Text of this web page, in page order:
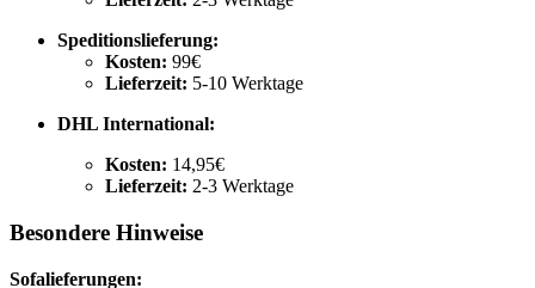
Speditionslieferung:
Kosten: 99€
Lieferzeit: 5-10 Werktage
DHL International:
Kosten: 14,95€
Lieferzeit: 2-3 Werktage
Besondere Hinweise
Sofalieferungen: